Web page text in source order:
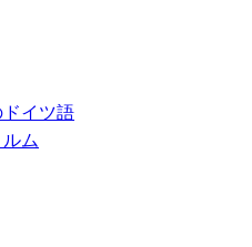
イツ語
ム